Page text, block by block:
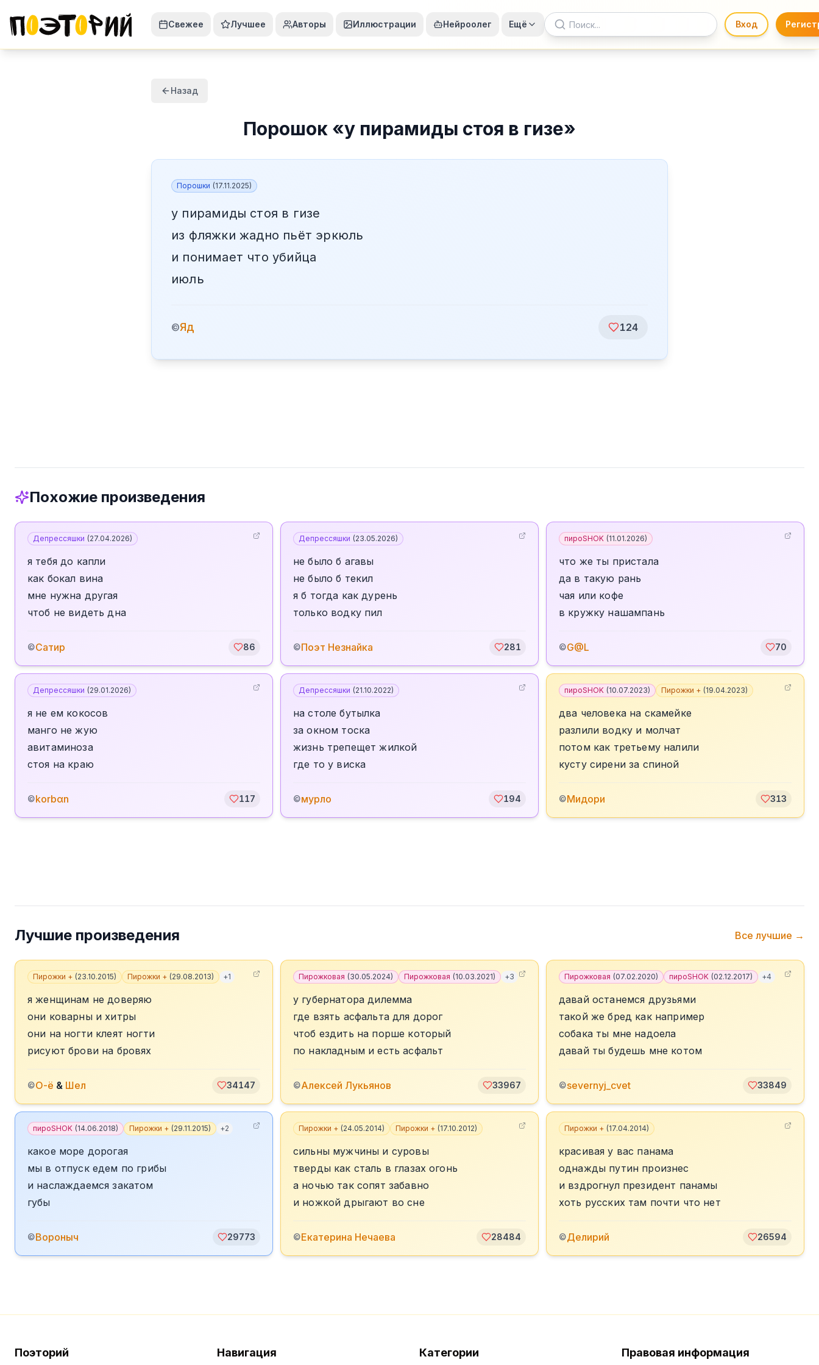
Свежее Лучшее Авторы Иллюстрации Нейроолег Ещё Вход
Назад
Порошок «у пирамиды стоя в гизе»
Порошки (17.11.2025)
у пирамиды стоя в гизе
из фляжки жадно пьёт эркюль
и понимает что убийца
июль
©Яд 124
Похожие произведения
Депрессяшки (27.04.2026)
я тебя до капли
как бокал вина
мне нужна другая
чтоб не видеть дна
©Сатир 86
Депрессяшки (23.05.2026)
не было б агавы
не было б текил
я б тогда как дурень
только водку пил
©Поэт Незнайка 281
пироSHOK (11.01.2026)
что же ты пристала
да в такую рань
чая или кофе
в кружку нашампань
©G@L 70
Депрессяшки (29.01.2026)
я не ем кокосов
манго не жую
авитаминоза
стоя на краю
©korbαn 117
Депрессяшки (21.10.2022)
на столе бутылка
за окном тоска
жизнь трепещет жилкой
где то у виска
©мурло 194
пироSHOK (10.07.2023) Пирожки + (19.04.2023)
два человека на скамейке
разлили водку и молчат
потом как третьему налили
кусту сирени за спиной
©Мидори 313
Лучшие произведения Все лучшие →
Пирожки + (23.10.2015) Пирожки + (29.08.2013) +1
я женщинам не доверяю
они коварны и хитры
они на ногти клеят ногти
рисуют брови на бровях
©О-ё & Шел 34147
Пирожковая (30.05.2024) Пирожковая (10.03.2021) +3
у губернатора дилемма
где взять асфальта для дорог
чтоб ездить на порше который
по накладным и есть асфальт
©Алексей Лукьянов 33967
Пирожковая (07.02.2020) пироSHOK (02.12.2017) +4
давай останемся друзьями
такой же бред как например
собака ты мне надоела
давай ты будешь мне котом
©severnyj_cvet 33849
пироSHOK (14.06.2018) Пирожки + (29.11.2015) +2
какое море дорогая
мы в отпуск едем по грибы
и наслаждаемся закатом
губы
©Вороныч 29773
Пирожки + (24.05.2014) Пирожки + (17.10.2012)
сильны мужчины и суровы
тверды как сталь в глазах огонь
а ночью так сопят забавно
и ножкой дрыгают во сне
©Екатерина Нечаева 28484
Пирожки + (17.04.2014)
красивая у вас панама
однажды путин произнес
и вздрогнул президент панамы
хоть русских там почти что нет
©Делирий 26594
Поэторий Навигация Категории Правовая информация